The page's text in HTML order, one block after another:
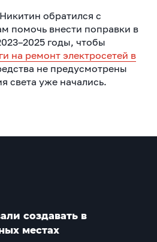
обратился с
помочь внести поправки в
годы, чтобы
на ремонт электросетей в
не предусмотрены
света уже начались.
создавать в
местах